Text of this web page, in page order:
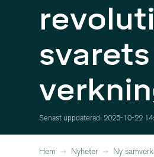
Senast uppdaterad: 2025-10-22
Hem Nyheter Ny